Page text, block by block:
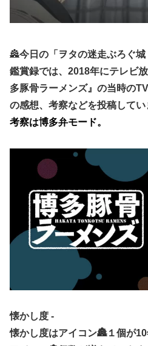
🏯今日の「ヲタの迷走ぶろぐ
鑑賞録では、2018年にテレビ
多豚骨ラーメンズ』 の当時の
の感想、考察などを投稿して
考察は博多弁モード。
懐かし度 ‐
懐かし度はアイコン🏯１個が